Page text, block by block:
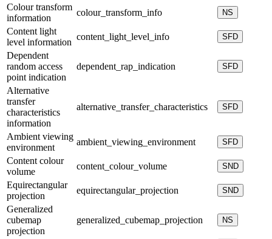
Colour transform
information
colour_transform_info NS
Content light
level information
content_light_level_info SFD
Dependent
random access
point indication
dependent_rap_indication SFD
Alternative
transfer
characteristics
information
alternative_transfer_characteristics SFD
Ambient viewing
environment
ambient_viewing_environment SFD
Content colour
volume
content_colour_volume SND
Equirectangular
projection
equirectangular_projection SND
Generalized
cubemap
projection
generalized_cubemap_projection NS